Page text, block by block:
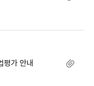
가 안내